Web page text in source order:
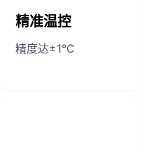
精准温控
精度达±1°C